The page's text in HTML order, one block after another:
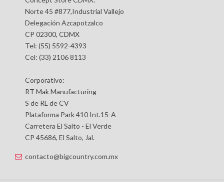
Norte 45 #877,Industrial Vallejo
Delegación Azcapotzalco
CP 02300, CDMX
Tel: (55) 5592-4393
Cel: (33) 2106 8113
Corporativo:
RT Mak Manufacturing
S de RL de CV
Plataforma Park 410 Int.15-A
Carretera El Salto - El Verde
CP 45686, El Salto, Jal.
contacto@bigcountry.com.mx